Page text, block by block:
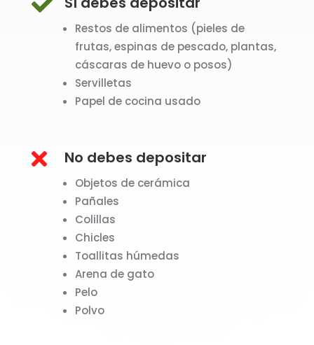
Restos de alimentos (pieles de
frutas, espinas de pescado, plantas,
cáscaras de huevo o posos)
Servilletas
Papel de cocina usado
 No debes depositar
Objetos de cerámica
Pañales
Colillas
Chicles
Toallitas húmedas
Arena de gato
Pelo
Polvo